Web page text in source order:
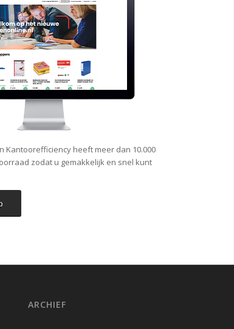
Kantoorefficiency heeft meer dan 10.000
zodat u gemakkelijk en snel kunt
ARCHIEF